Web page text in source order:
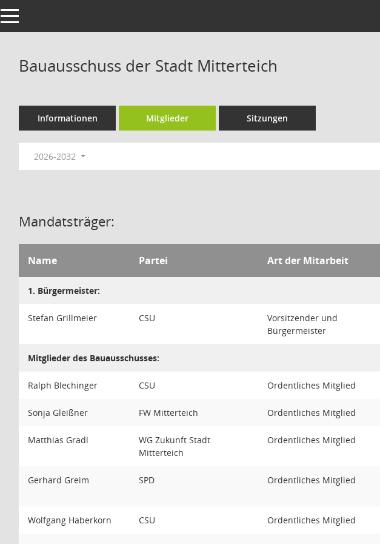
Toggle navigation
Bauausschuss der Stadt Mitterteich
Informationen Mitglieder Sitzungen
2026-2032
Mandatsträger:
Name Partei Art der Mitarbeit
1. Bürgermeister:
Stefan Grillmeier CSU
Vorsitzender und
Bürgermeister
Mitglieder des Bauausschusses:
Ralph Blechinger CSU Ordentliches Mitglied
Sonja Gleißner FW Mitterteich Ordentliches Mitglied
Matthias Gradl
WG Zukunft Stadt
Mitterteich
Ordentliches Mitglied
Gerhard Greim SPD Ordentliches Mitglied
Wolfgang Haberkorn CSU Ordentliches Mitglied